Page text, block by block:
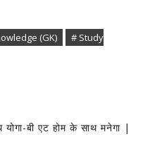
(GK)
# Study
योगा-बी एट होम के साथ मनेगा |